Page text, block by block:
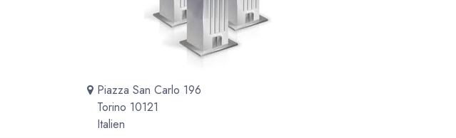
Piazza San Carlo 196
Torino 10121
Italien